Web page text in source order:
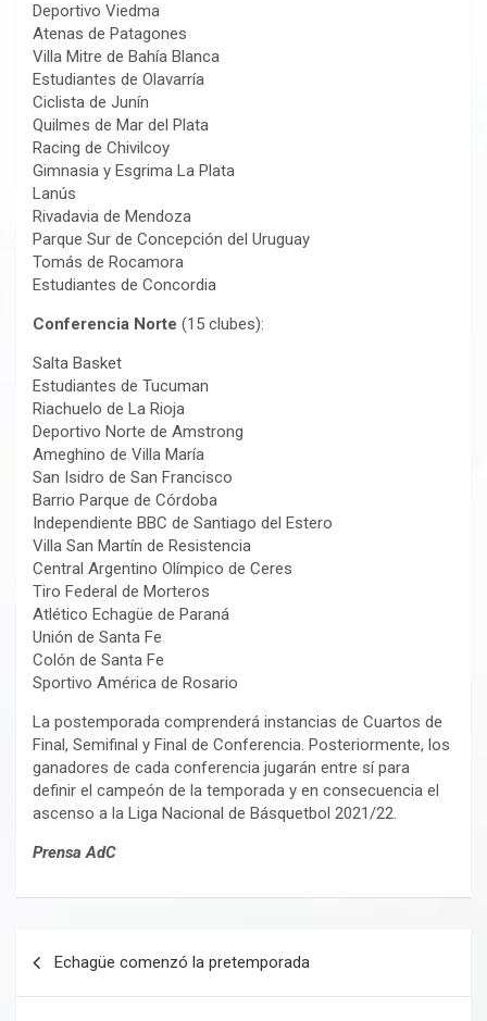
Deportivo Viedma
Atenas de Patagones
Villa Mitre de Bahía Blanca
Estudiantes de Olavarría
Ciclista de Junín
Quilmes de Mar del Plata
Racing de Chivilcoy
Gimnasia y Esgrima La Plata
Lanús
Rivadavia de Mendoza
Parque Sur de Concepción del Uruguay
Tomás de Rocamora
Estudiantes de Concordia
Conferencia Norte (15 clubes):
Salta Basket
Estudiantes de Tucuman
Riachuelo de La Rioja
Deportivo Norte de Amstrong
Ameghino de Villa María
San Isidro de San Francisco
Barrio Parque de Córdoba
Independiente BBC de Santiago del Estero
Villa San Martín de Resistencia
Central Argentino Olímpico de Ceres
Tiro Federal de Morteros
Atlético Echagüe de Paraná
Unión de Santa Fe
Colón de Santa Fe
Sportivo América de Rosario
La postemporada comprenderá instancias de Cuartos de
Final, Semifinal y Final de Conferencia. Posteriormente, los
ganadores de cada conferencia jugarán entre sí para
definir el campeón de la temporada y en consecuencia el
ascenso a la Liga Nacional de Básquetbol 2021/22.
Prensa AdC
Echagüe comenzó la pretemporada